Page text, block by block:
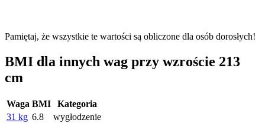
Pamiętaj, że wszystkie te wartości są obliczone dla osób dorosłych!
BMI dla innych wag przy wzroście 213
cm
Waga BMI
Kategoria
31 kg 6.8
wygłodzenie